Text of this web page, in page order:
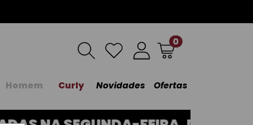
0
Homem Curly Novidades Ofertas